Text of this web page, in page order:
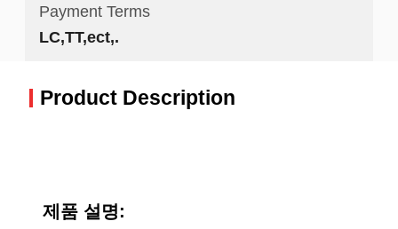
Payment Terms
LC,TT,ect,.
Product Description
제품 설명: